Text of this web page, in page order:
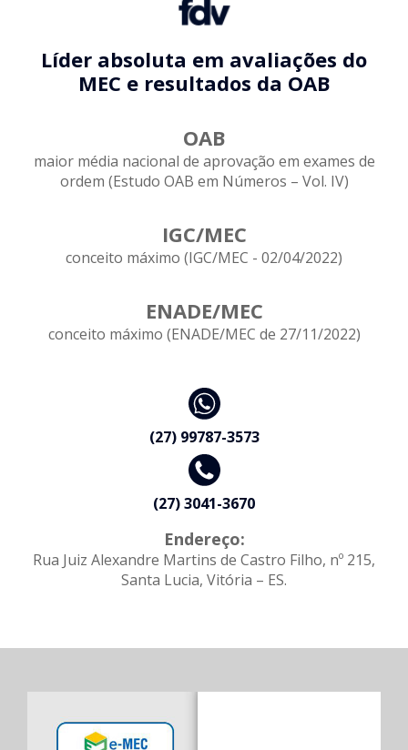
Líder absoluta em avaliações do
MEC e resultados da OAB
OAB
maior média nacional de aprovação em exames de
ordem (Estudo OAB em Números – Vol. IV)
IGC/MEC
conceito máximo (IGC/MEC - 02/04/2022)
ENADE/MEC
conceito máximo (ENADE/MEC de 27/11/2022)
(27) 99787-3573
(27) 3041-3670
Endereço:
Rua Juiz Alexandre Martins de Castro Filho, nº 215,
Santa Lucia, Vitória – ES.